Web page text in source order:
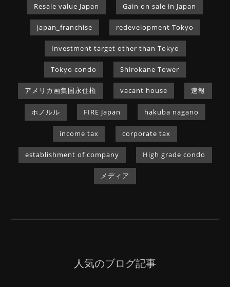
Resale value Japan Gain on sale in Japan
japan_franchise redevelopment Tokyo
Investment target other than Tokyo
Tokyo condo Shirokane Tower
アメリカ画集国永住権 vacant house 速報
ホノルル FIRE Japan hakuba nagano
income tax corporate tax
establishment of company High grade condo
メディア
人気のブログ記事